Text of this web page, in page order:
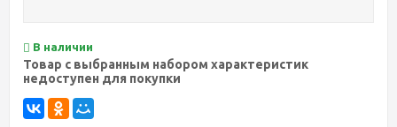
В наличии
Товар с выбранным набором характеристик
недоступен для покупки